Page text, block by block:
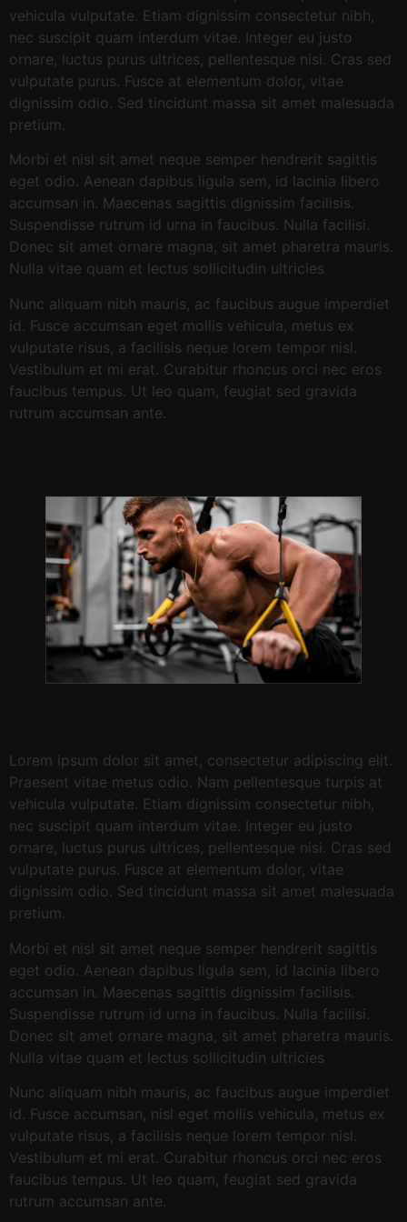
vehicula vulputate. Etiam dignissim consectetur nibh,
nec suscipit quam interdum vitae. Integer eu justo
ornare, luctus purus ultrices, pellentesque nisi. Cras sed
vulputate purus. Fusce at elementum dolor, vitae
dignissim odio. Sed tincidunt massa sit amet malesuada
pretium.
Morbi et nisl sit amet neque semper hendrerit sagittis
eget odio. Aenean dapibus ligula sem, id lacinia libero
accumsan in. Maecenas sagittis dignissim facilisis.
Suspendisse rutrum id urna in faucibus. Nulla facilisi.
Donec sit amet ornare magna, sit amet pharetra mauris.
Nulla vitae quam et lectus sollicitudin ultricies
Nunc aliquam nibh mauris, ac faucibus augue imperdiet
id. Fusce accumsan eget mollis vehicula, metus ex
vulputate risus, a facilisis neque lorem tempor nisl.
Vestibulum et mi erat. Curabitur rhoncus orci nec eros
faucibus tempus. Ut leo quam, feugiat sed gravida
rutrum accumsan ante.
Lorem ipsum dolor sit amet, consectetur adipiscing elit.
Praesent vitae metus odio. Nam pellentesque turpis at
vehicula vulputate. Etiam dignissim consectetur nibh,
nec suscipit quam interdum vitae. Integer eu justo
ornare, luctus purus ultrices, pellentesque nisi. Cras sed
vulputate purus. Fusce at elementum dolor, vitae
dignissim odio. Sed tincidunt massa sit amet malesuada
pretium.
Morbi et nisl sit amet neque semper hendrerit sagittis
eget odio. Aenean dapibus ligula sem, id lacinia libero
accumsan in. Maecenas sagittis dignissim facilisis.
Suspendisse rutrum id urna in faucibus. Nulla facilisi.
Donec sit amet ornare magna, sit amet pharetra mauris.
Nulla vitae quam et lectus sollicitudin ultricies
Nunc aliquam nibh mauris, ac faucibus augue imperdiet
id. Fusce accumsan, nisl eget mollis vehicula, metus ex
vulputate risus, a facilisis neque lorem tempor nisl.
Vestibulum et mi erat. Curabitur rhoncus orci nec eros
faucibus tempus. Ut leo quam, feugiat sed gravida
rutrum accumsan ante.